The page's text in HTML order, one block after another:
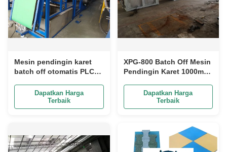
Mesin pendingin karet
batch off otomatis PLC
gantung 1000-2000m
untuk ketebalan
lembaran karet 3-16mm
Dapatkan Harga
Terbaik
XPG-800 Batch Off Mesin
Pendingin Karet 1000mm
Off Machine
Dapatkan Harga
Terbaik